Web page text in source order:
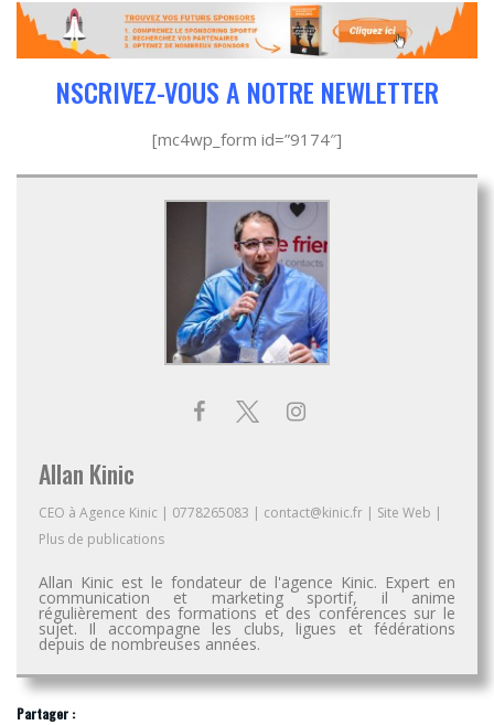
NSCRIVEZ-VOUS A NOTRE NEWLETTER
[mc4wp_form id=”9174″]
Allan Kinic
CEO à Agence Kinic | 0778265083 | contact@kinic.fr | Site Web |
Plus de publications
Allan Kinic est le fondateur de l'agence Kinic. Expert en
communication et marketing sportif, il anime
régulièrement des formations et des conférences sur le
sujet. Il accompagne les clubs, ligues et fédérations
depuis de nombreuses années.
Partager :